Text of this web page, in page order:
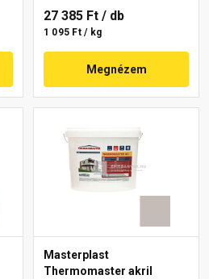
27 385 Ft / db
1 095 Ft / kg
Megnézem
Masterplast
Thermomaster akril